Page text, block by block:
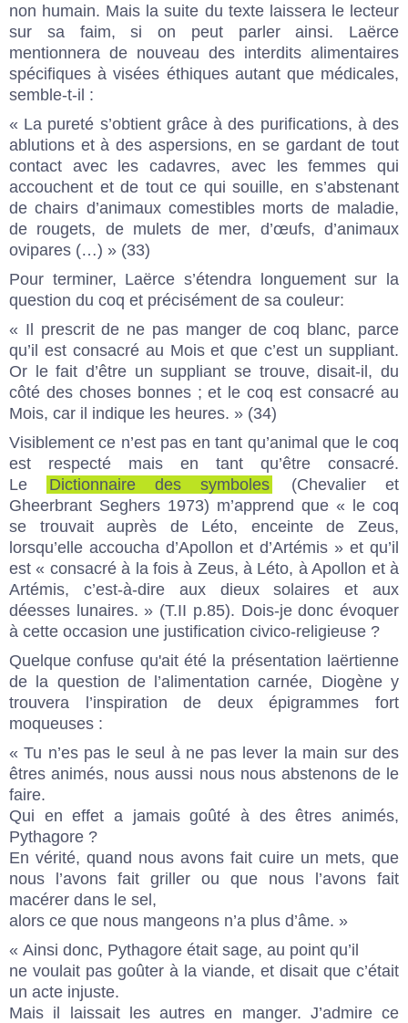
non humain. Mais la suite du texte laissera le lecteur
sur sa faim, si on peut parler ainsi. Laërce
mentionnera de nouveau des interdits alimentaires
spécifiques à visées éthiques autant que médicales,
semble-t-il :
« La pureté s’obtient grâce à des purifications, à des
ablutions et à des aspersions, en se gardant de tout
contact avec les cadavres, avec les femmes qui
accouchent et de tout ce qui souille, en s’abstenant
de chairs d’animaux comestibles morts de maladie,
de rougets, de mulets de mer, d’œufs, d’animaux
ovipares (…) » (33)
Pour terminer, Laërce s’étendra longuement sur la
question du coq et précisément de sa couleur:
« Il prescrit de ne pas manger de coq blanc, parce
qu’il est consacré au Mois et que c’est un suppliant.
Or le fait d’être un suppliant se trouve, disait-il, du
côté des choses bonnes ; et le coq est consacré au
Mois, car il indique les heures. » (34)
Visiblement ce n’est pas en tant qu’animal que le coq
est respecté mais en tant qu’être consacré.
Le
Dictionnaire des symboles
(Chevalier et
Gheerbrant Seghers 1973) m’apprend que « le coq
se trouvait auprès de Léto, enceinte de Zeus,
lorsqu’elle accoucha d’Apollon et d’Artémis » et qu’il
est « consacré à la fois à Zeus, à Léto, à Apollon et à
Artémis, c’est-à-dire aux dieux solaires et aux
déesses lunaires. » (T.II p.85). Dois-je donc évoquer
à cette occasion une justification civico-religieuse ?
Quelque confuse qu'ait été la présentation laërtienne
de la question de l’alimentation carnée, Diogène y
trouvera l’inspiration de deux épigrammes fort
moqueuses :
« Tu n’es pas le seul à ne pas lever la main sur des
êtres animés, nous aussi nous nous abstenons de le
faire.
Qui en effet a jamais goûté à des êtres animés,
Pythagore ?
En vérité, quand nous avons fait cuire un mets, que
nous l’avons fait griller ou que nous l’avons fait
macérer dans le sel,
alors ce que nous mangeons n’a plus d’âme. »
« Ainsi donc, Pythagore était sage, au point qu’il
ne voulait pas goûter à la viande, et disait que c’était
un acte injuste.
Mais il laissait les autres en manger. J’admire ce